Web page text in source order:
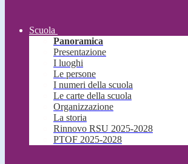
Scuola
Panoramica
Presentazione
I luoghi
Le persone
I numeri della scuola
Le carte della scuola
Organizzazione
La storia
Rinnovo RSU 2025-2028
PTOF 2025-2028